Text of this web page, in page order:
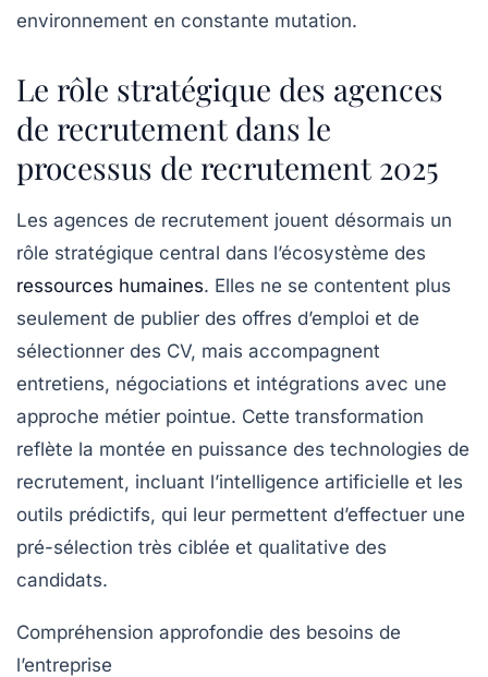
environnement en constante mutation.
Le rôle stratégique des agences
de recrutement dans le
processus de recrutement 2025
Les agences de recrutement jouent désormais un
rôle stratégique central dans l’écosystème des
ressources humaines. Elles ne se contentent plus
seulement de publier des offres d’emploi et de
sélectionner des CV, mais accompagnent
entretiens, négociations et intégrations avec une
approche métier pointue. Cette transformation
reflète la montée en puissance des technologies de
recrutement, incluant l’intelligence artificielle et les
outils prédictifs, qui leur permettent d’effectuer une
pré-sélection très ciblée et qualitative des
candidats.
Compréhension approfondie des besoins de
l’entreprise